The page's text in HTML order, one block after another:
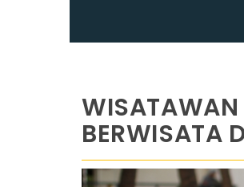
WISATAWAN
BERWISATA